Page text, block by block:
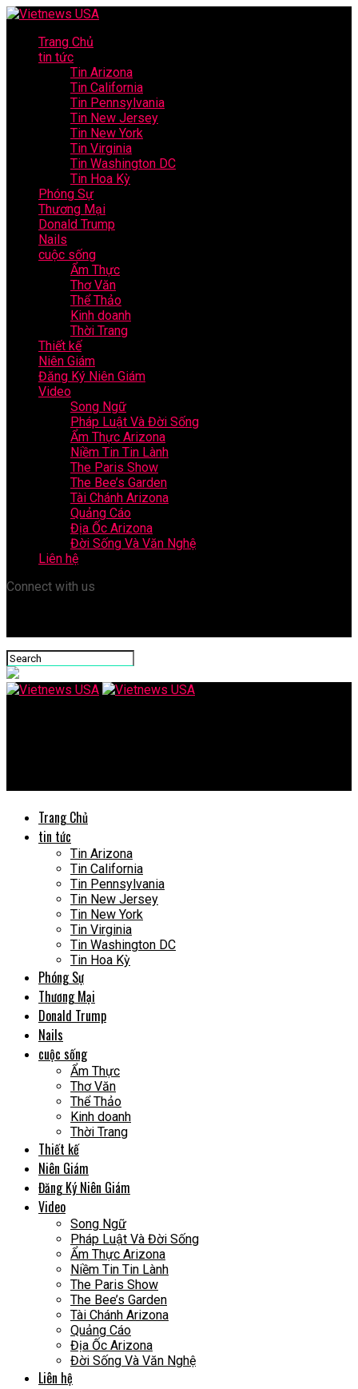
Trang Chủ
tin tức
Tin Arizona
Tin California
Tin Pennsylvania
Tin New Jersey
Tin New York
Tin Virginia
Tin Washington DC
Tin Hoa Kỳ
Phóng Sự
Thương Mại
Donald Trump
Nails
cuộc sống
Ẩm Thực
Thơ Văn
Thể Thảo
Kinh doanh
Thời Trang
Thiết kế
Niên Giám
Đăng Ký Niên Giám
Video
Song Ngữ
Pháp Luật Và Đời Sống
Ẩm Thực Arizona
Niềm Tin Tin Lành
The Paris Show
The Bee’s Garden
Tài Chánh Arizona
Quảng Cáo
Địa Ốc Arizona
Đời Sống Và Văn Nghệ
Liên hệ
Connect with us
Trang Chủ
tin tức
Tin Arizona
Tin California
Tin Pennsylvania
Tin New Jersey
Tin New York
Tin Virginia
Tin Washington DC
Tin Hoa Kỳ
Phóng Sự
Thương Mại
Donald Trump
Nails
cuộc sống
Ẩm Thực
Thơ Văn
Thể Thảo
Kinh doanh
Thời Trang
Thiết kế
Niên Giám
Đăng Ký Niên Giám
Video
Song Ngữ
Pháp Luật Và Đời Sống
Ẩm Thực Arizona
Niềm Tin Tin Lành
The Paris Show
The Bee’s Garden
Tài Chánh Arizona
Quảng Cáo
Địa Ốc Arizona
Đời Sống Và Văn Nghệ
Liên hệ